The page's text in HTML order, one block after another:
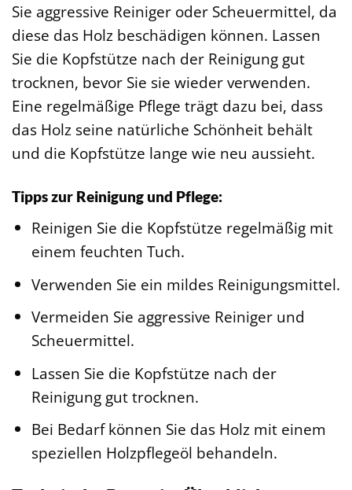
Sie aggressive Reiniger oder Scheuermittel, da
diese das Holz beschädigen können. Lassen
Sie die Kopfstütze nach der Reinigung gut
trocknen, bevor Sie sie wieder verwenden.
Eine regelmäßige Pflege trägt dazu bei, dass
das Holz seine natürliche Schönheit behält
und die Kopfstütze lange wie neu aussieht.
Tipps zur Reinigung und Pflege:
Reinigen Sie die Kopfstütze regelmäßig mit
einem feuchten Tuch.
Verwenden Sie ein mildes Reinigungsmittel.
Vermeiden Sie aggressive Reiniger und
Scheuermittel.
Lassen Sie die Kopfstütze nach der
Reinigung gut trocknen.
Bei Bedarf können Sie das Holz mit einem
speziellen Holzpflegeöl behandeln.